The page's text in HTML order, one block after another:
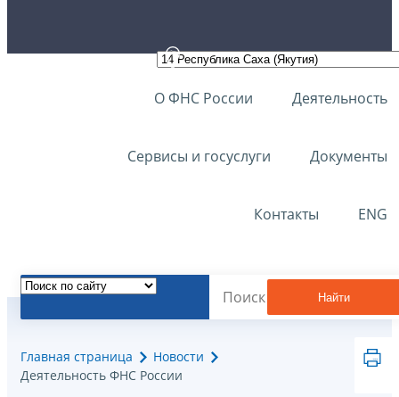
О ФНС России Деятельность
Сервисы и госуслуги Документы
Контакты ENG
Найти
Главная страница
Новости
Деятельность ФНС России